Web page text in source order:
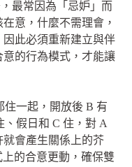
最常因為「忌妒」而
意，什麼不需理會，
此必須重新建立與伴
的行為模式，才能讓
住一起，開放後 B 有
、假日和 C 住，對 A
會產生關係上的芥
的合意更動，確保雙